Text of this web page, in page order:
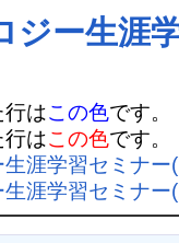
ジー生涯
行はこの色です。
行はこの色です。
生涯学習セミナー
生涯学習セミナ